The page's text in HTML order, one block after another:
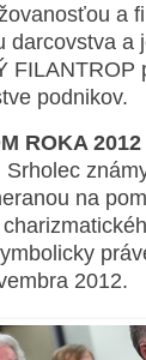
a
darcovstva a
FILANTROP
podnikov.
ROKA 2012
Srholec
na
2012.